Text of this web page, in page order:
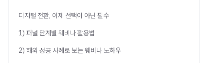
디지털 전환, 이제 선택이 아닌 필수
1) 퍼널 단계별 웨비나 활용법
2) 해외 성공 사례로 보는 웨비나 노하우